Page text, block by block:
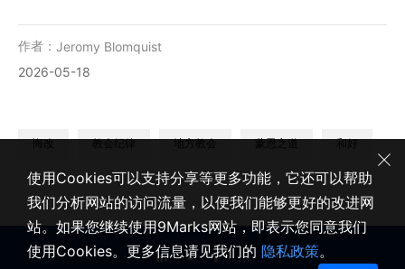
作者： Jeromy Blomquist
2026-05-18
悔改 教会纪律 地方教会 蒙恩之道 和好
使用Cookies可以支持分享等更多功能，它还可以帮助
我们分析网站的访问流量，以便我们能够更好的改进网
站。如果您继续使用9Marks网站，即表示您同意我们
使用Cookies。更多信息请见我们的 隐私政策。